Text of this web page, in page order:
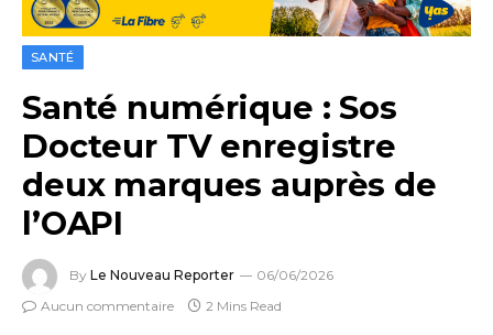
SANTÉ
Santé numérique : Sos
Docteur TV enregistre
deux marques auprès de
l’OAPI
By Le Nouveau Reporter
06/06/2026
Aucun commentaire
2 Mins Read